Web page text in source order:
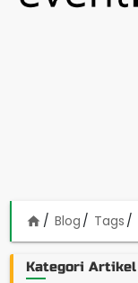
home Blog Tags
Kategori Artikel